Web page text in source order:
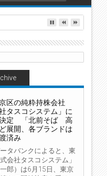
区の純粋持株会社
タスコシステム」に
決定 「北前そば 高
展開、各ブランドは
済み
タバンクによると、東
会社タスコシステム」
郎）は6月15日、東京